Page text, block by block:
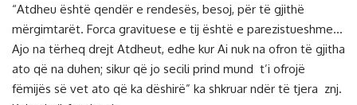
“Atdheu është qendër e rendesës, besoj, për të gjithë
mërgimtarët. Forca gravituese e tij është e parezistueshme…
Ajo na tërheq drejt Atdheut, edhe kur Ai nuk na ofron të gjitha
ato që na duhen; sikur që jo secili prind mund t’i ofrojë
fëmijës së vet ato që ka dëshirë” ka shkruar ndër të tjera znj.